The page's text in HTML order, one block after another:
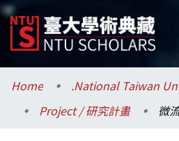
Communities & Collections
Research Outputs
Home
Project / 研究計畫